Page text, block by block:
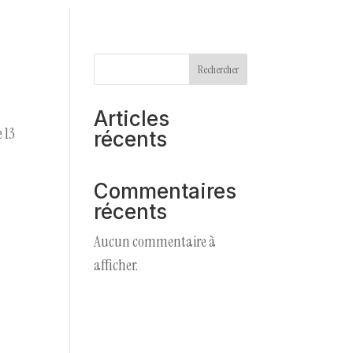
Rechercher
Articles
récents
Commentaires
récents
Aucun commentaire à
afficher.